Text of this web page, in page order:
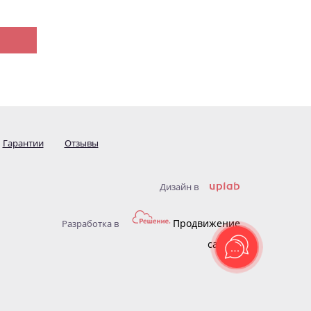
Гарантии Отзывы
Дизайн в
Разработка в
Продвижение
сайтов